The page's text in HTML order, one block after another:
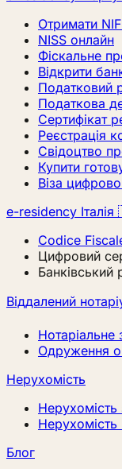
Отримати
NISS онлайн
Фіскальне
Відкрити
Податковий
Податкова
Сертифікат
Реєстрація
Свідоцтво
Купити
Віза
e-residency
Codice
Цифровий
Банківський
Віддалений
Нотаріальне
Одруження
Нерухомість
Нерухомість
Блог